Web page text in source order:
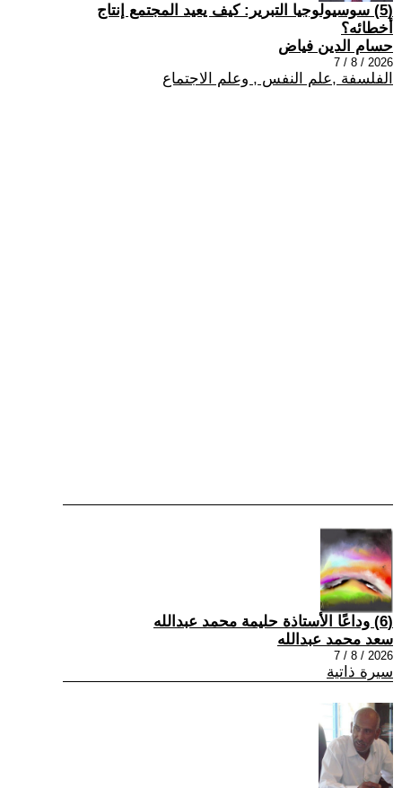
(5) سوسيولوجيا التبرير: كيف يعيد المجتمع إنتاج
أخطائه؟
حسام الدين فياض
2026 / 8 / 7
الفلسفة ,علم النفس , وعلم الاجتماع
(6) وداعًا الأستاذة حليمة محمد عبدالله
سعد محمد عبدالله
2026 / 8 / 7
سيرة ذاتية